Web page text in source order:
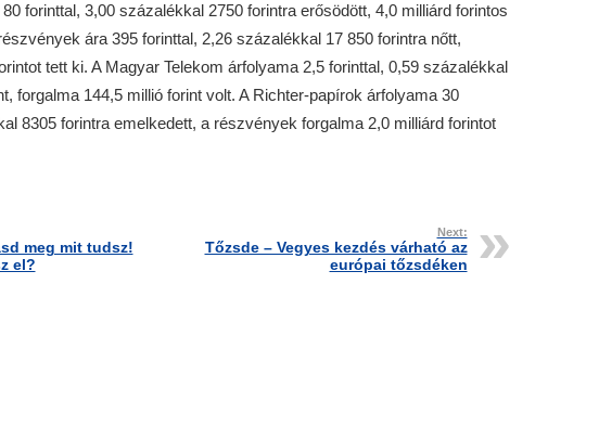
forinttal, 3,00 százalékkal 2750 forintra erősödött, 4,0 milliárd forintos
ára 395 forinttal, 2,26 százalékkal 17 850 forintra nőtt,
tett ki. A Magyar Telekom árfolyama 2,5 forinttal, 0,59 százalékkal
forgalma 144,5 millió forint volt. A Richter-papírok árfolyama 30
8305 forintra emelkedett, a részvények forgalma 2,0 milliárd forintot
meg mit tudsz!
el?
Next:
Tőzsde – Vegyes kezdés várható az
európai tőzsdéken